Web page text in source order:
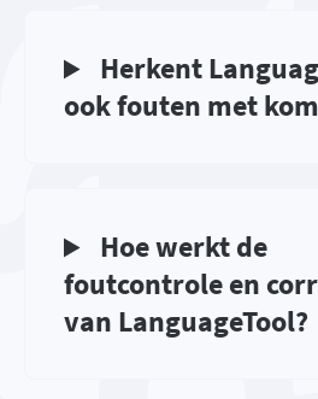
Herkent
ook fouten met
Hoe werkt de
foutcontrole en
van LanguageTool?